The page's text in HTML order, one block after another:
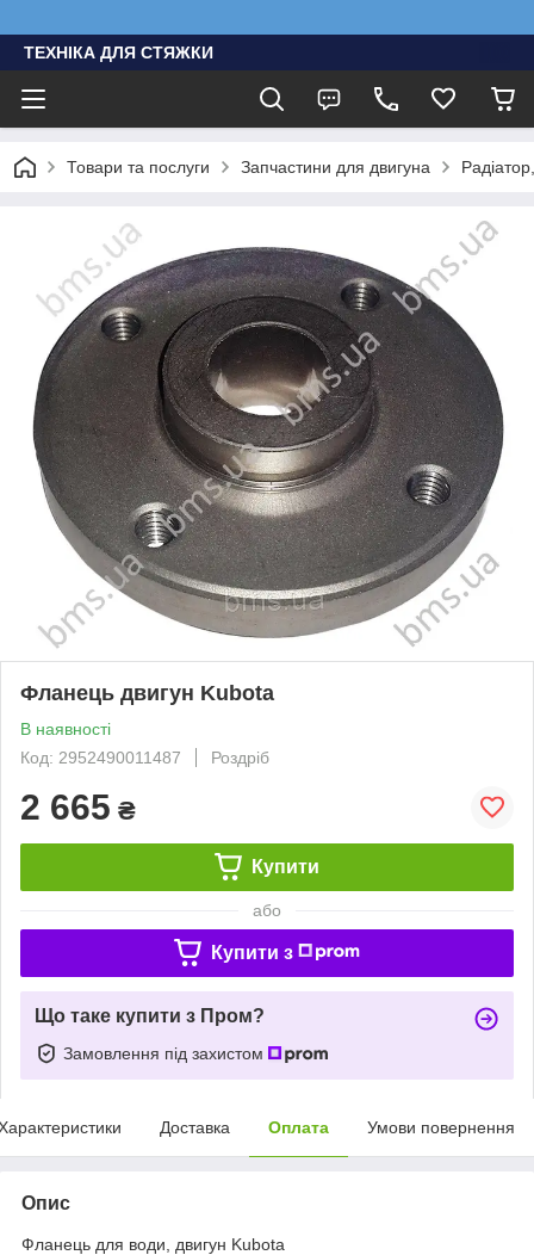
ТЕХНІКА ДЛЯ СТЯЖКИ
Товари та послуги Запчастини для двигуна
Фланець двигун Kubota
В наявності
Код: 2952490011487
Роздріб
2 665 ₴
Купити
або
Купити з
Що таке купити з Пром?
Замовлення під захистом
Доставка Оплата Умови повернення
Опис
Фланець для води, двигун Kubota